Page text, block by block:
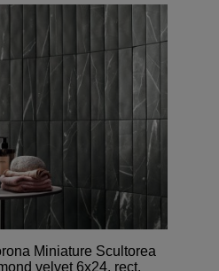
Miniature Scultorea
velvet 6x24, rect.